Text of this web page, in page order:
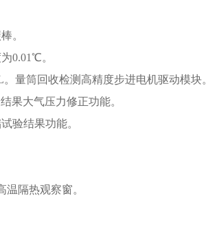
。
0.01℃。
量筒回收检测高精度步进电机驱动模块。
果大气压力修正功能。
验结果功能。
温隔热观察窗。